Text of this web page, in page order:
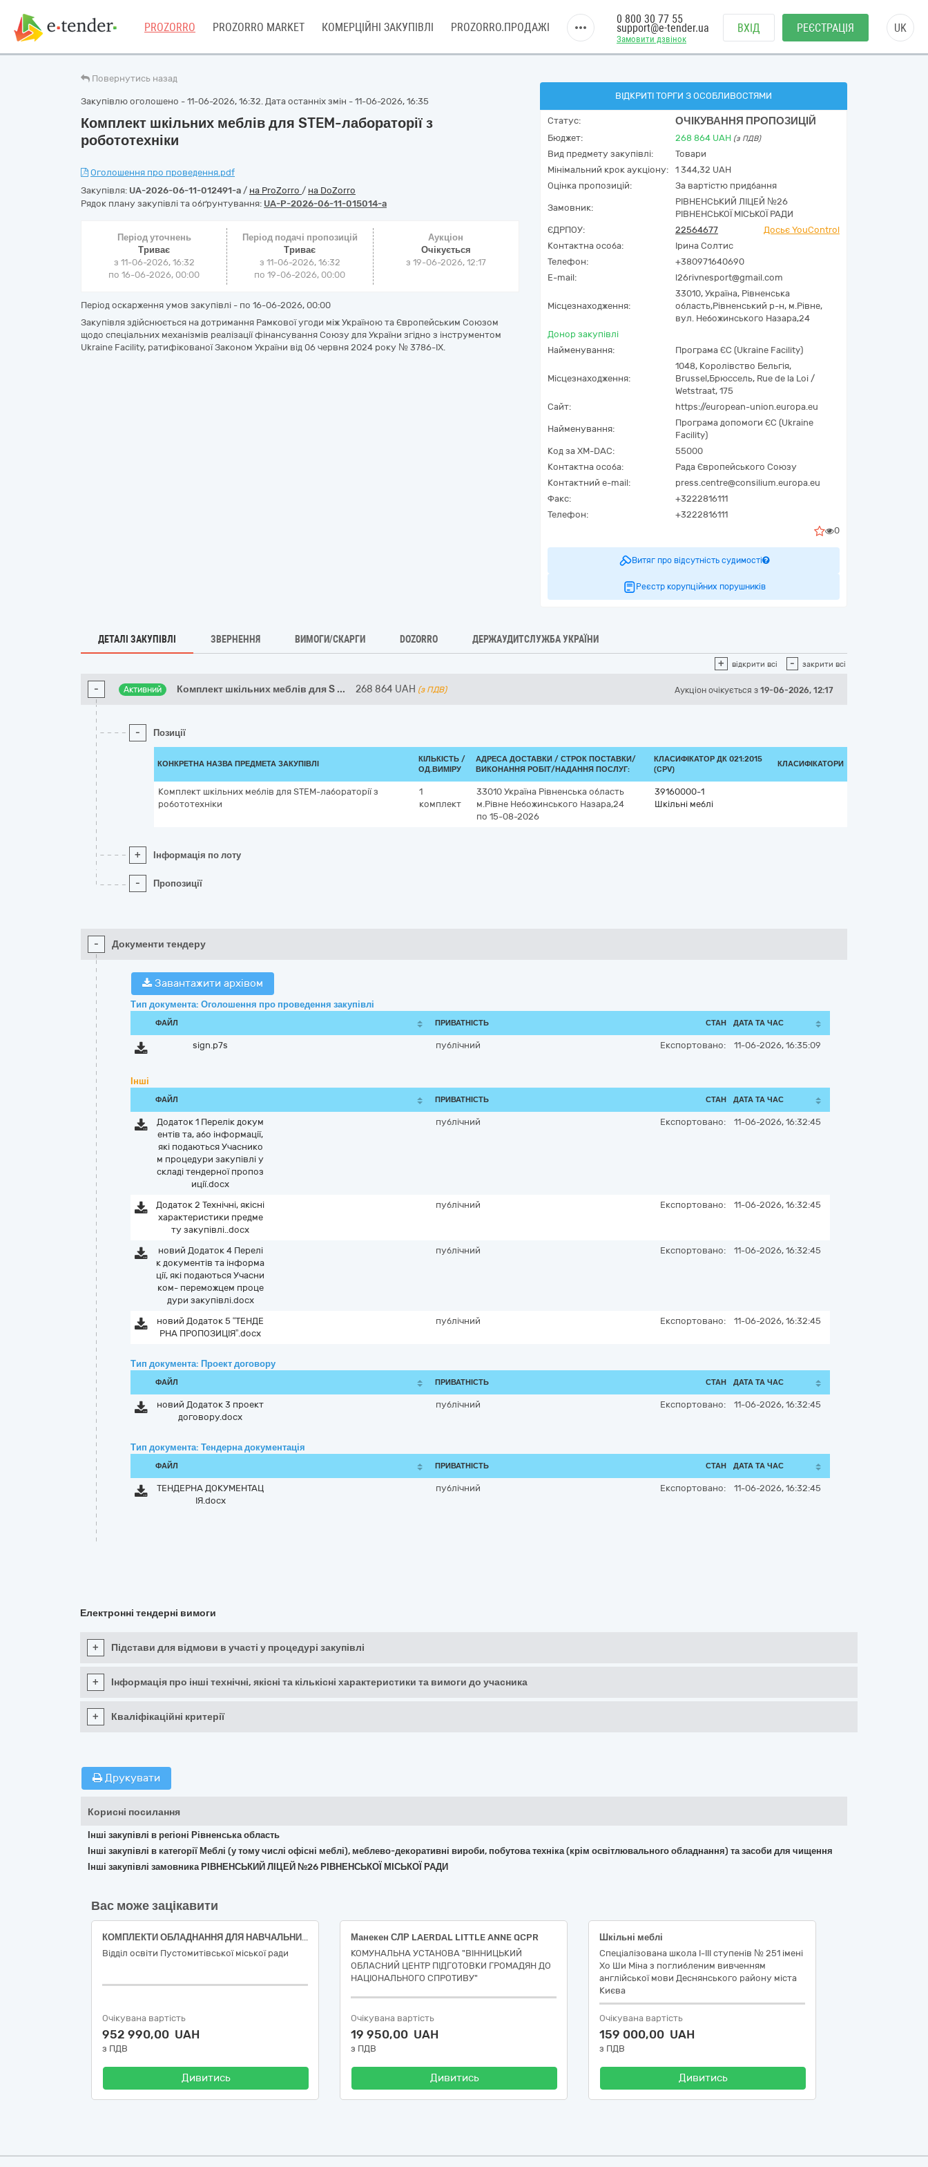
PROZORRO PROZORRO MARKET КОМЕРЦІЙНІ ЗАКУПІВЛІ PROZORRO.ПРОДАЖІ
Замовити дзвінок
0 800 30 77 55
support@e-tender.ua ВХІД РЕЄСТРАЦІЯ UK
Повернутись назад
Закупівлю оголошено - 11-06-2026, 16:32. Дата останніх змін - 11-06-2026, 16:35
Комплект шкільних меблів для STEM-лабораторії з
робототехніки
Оголошення про проведення.pdf
Закупівля: UA-2026-06-11-012491-a / на ProZorro / на DoZorro
Рядок плану закупівлі та обґрунтування: UA-P-2026-06-11-015014-a
Період уточнень
Триває
з 11-06-2026, 16:32
по 16-06-2026, 00:00
Період подачі пропозицій
Триває
з 11-06-2026, 16:32
по 19-06-2026, 00:00
Аукціон
Очікується
з 19-06-2026, 12:17
Період оскарження умов закупівлі - по 16-06-2026, 00:00
Закупівля здійснюється на дотримання Рамкової угоди між Україною та Європейським Союзом
щодо спеціальних механізмів реалізації фінансування Союзу для України згідно з інструментом
Ukraine Facility, ратифікованої Законом України від 06 червня 2024 року № 3786-IX.
ВІДКРИТІ ТОРГИ З ОСОБЛИВОСТЯМИ
Статус: ОЧІКУВАННЯ ПРОПОЗИЦІЙ
Бюджет: 268 864 UAH (з ПДВ)
Вид предмету закупівлі:
Товари
Мінімальний крок аукціону:
1 344,32 UAH
Оцінка пропозицій:
За вартістю придбання
Замовник:
РІВНЕНСЬКИЙ ЛІЦЕЙ №26
РІВНЕНСЬКОЇ МІСЬКОЇ РАДИ
ЄДРПОУ:
22564677
Досьє YouControl
Контактна особа:
Ірина Солтис
Телефон:
+380971640690
E-mail:
l26rivnesport@gmail.com
Місцезнаходження:
33010, Україна, Рівненська
область,Рівненський р-н, м.Рівне,
вул. Небожинського Назара,24
Донор закупівлі
Найменування:
Програма ЄС (Ukraine Facility)
Місцезнаходження:
1048, Королівство Бельгія,
Brussel,Брюссель, Rue de la Loi /
Wetstraat, 175
Сайт:
https://european-union.europa.eu
Найменування:
Програма допомоги ЄС (Ukraine
Facility)
Код за XM-DAC:
55000
Контактна особа:
Рада Європейського Союзу
Контактний e-mail:
press.centre@consilium.europa.eu
Факс:
+3222816111
Телефон:
+3222816111
0
Витяг про відсутність судимості
Реєстр корупційних порушників
ДЕТАЛІ ЗАКУПІВЛІ ЗВЕРНЕННЯ ВИМОГИ/СКАРГИ DOZORRO ДЕРЖАУДИТСЛУЖБА УКРАЇНИ
+ відкрити всі - закрити всі
- Активний Комплект шкільних меблів для S ... 268 864 UAH (з ПДВ) Аукціон очікується з 19-06-2026, 12:17
- Позиції
КОНКРЕТНА НАЗВА ПРЕДМЕТА ЗАКУПІВЛІ
КІЛЬКІСТЬ /
ОД.ВИМІРУ
АДРЕСА ДОСТАВКИ / СТРОК ПОСТАВКИ/
ВИКОНАННЯ РОБІТ/НАДАННЯ ПОСЛУГ:
КЛАСИФІКАТОР ДК 021:2015
(CPV)
КЛАСИФІКАТОРИ
Комплект шкільних меблів для STEM-лабораторії з
робототехніки
1
комплект
33010 Україна Рівненська область
м.Рівне Небожинського Назара,24
по 15-08-2026
39160000-1
Шкільні меблі
+ Інформація по лоту
- Пропозиції
- Документи тендеру
Завантажити архівом
Тип документа: Оголошення про проведення закупівлі
ФАЙЛ ПРИВАТНІСТЬ СТАН ДАТА ТА ЧАС
sign.p7s публічний Експортовано: 11-06-2026, 16:35:09
Інші
ФАЙЛ ПРИВАТНІСТЬ СТАН ДАТА ТА ЧАС
Додаток 1 Перелік докум
ентів та, або інформації,
які подаються Учаснико
м процедури закупівлі у
складі тендерної пропоз
иції.docx
публічний Експортовано: 11-06-2026, 16:32:45
Додаток 2 Технічні, якісні
характеристики предме
ту закупівлі..docx
публічний Експортовано: 11-06-2026, 16:32:45
новий Додаток 4 Перелі
к документів та інформа
ції, які подаються Учасни
ком- переможцем проце
дури закупівлі.docx
публічний Експортовано: 11-06-2026, 16:32:45
новий Додаток 5 “ТЕНДЕ
РНА ПРОПОЗИЦІЯ”.docx
публічний Експортовано: 11-06-2026, 16:32:45
Тип документа: Проект договору
ФАЙЛ ПРИВАТНІСТЬ СТАН ДАТА ТА ЧАС
новий Додаток 3 проект
договору.docx
публічний Експортовано: 11-06-2026, 16:32:45
Тип документа: Тендерна документація
ФАЙЛ ПРИВАТНІСТЬ СТАН ДАТА ТА ЧАС
ТЕНДЕРНА ДОКУМЕНТАЦ
ІЯ.docx
публічний Експортовано: 11-06-2026, 16:32:45
Електронні тендерні вимоги
+ Підстави для відмови в участі у процедурі закупівлі
+ Інформація про інші технічні, якісні та кількісні характеристики та вимоги до учасника
+ Кваліфікаційні критерії
Друкувати
Корисні посилання
Інші закупівлі в регіоні Рівненська область
Інші закупівлі в категорії Меблі (у тому числі офісні меблі), меблево-декоративні вироби, побутова техніка (крім освітлювального обладнання) та засоби для чищення
Інші закупівлі замовника РІВНЕНСЬКИЙ ЛІЦЕЙ №26 РІВНЕНСЬКОЇ МІСЬКОЇ РАДИ
Вас може зацікавити
КОМПЛЕКТИ ОБЛАДНАННЯ ДЛЯ НАВЧАЛЬНИХ КАБІНЕТІВ ФІЗИКИ
Відділ освіти Пустомитівської міської ради
Очікувана вартість
952 990,00 UAH
з ПДВ
Дивитись
Манекен СЛР LAERDAL LITTLE ANNE QCPR
КОМУНАЛЬНА УСТАНОВА "ВІННИЦЬКИЙ
ОБЛАСНИЙ ЦЕНТР ПІДГОТОВКИ ГРОМАДЯН ДО
НАЦІОНАЛЬНОГО СПРОТИВУ"
Очікувана вартість
19 950,00 UAH
з ПДВ
Дивитись
Шкільні меблі
Спеціалізована школа І-ІІІ ступенів № 251 імені
Хо Ши Міна з поглибленим вивченням
англійської мови Деснянського району міста
Києва
Очікувана вартість
159 000,00 UAH
з ПДВ
Дивитись